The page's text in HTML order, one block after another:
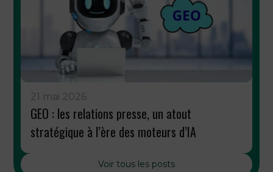
21 mai 2026
GEO : les relations presse, un atout
stratégique à l’ère des moteurs d’IA
Voir tous les posts